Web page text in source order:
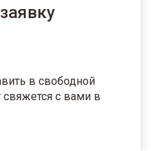
в свободной
с вами в